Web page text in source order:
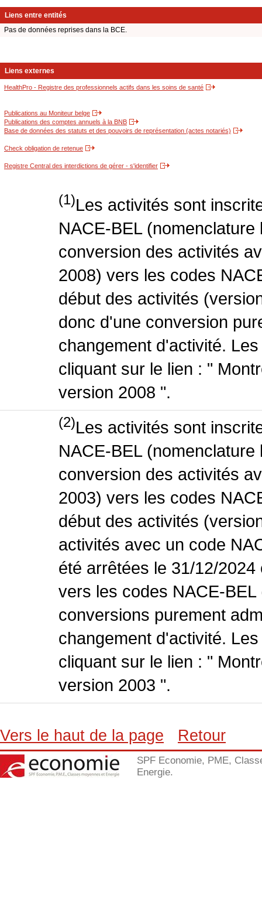
Liens entre entités
Pas de données reprises dans la BCE.
Liens externes
HealthPro - Registre des professionnels actifs dans les soins de santé
Publications au Moniteur belge
Publications des comptes annuels à la BNB
Base de données des statuts et des pouvoirs de représentation (actes notariés)
Check obligation de retenue
Registre Central des interdictions de gérer - s'identifier
(1)Les activités sont
NACE-BEL
conversion des activités
2008) vers les codes
début des activités
donc d'une conversion
changement d'activité.
cliquant sur le lien : "
version 2008 ".
(2)Les activités sont
NACE-BEL
conversion des activités
2003) vers les codes
début des activités
activités avec un code
été arrêtées le 31/12/
vers les codes NACE-
conversions purement
changement d'activité.
cliquant sur le lien : "
version 2003 ".
Vers le haut de la page Retour
SPF Economie, PME,
Energie.